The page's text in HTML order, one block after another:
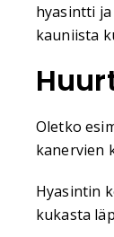
hyasintti
kauniista
Oletko
kanervien
Hyasintin
kukasta